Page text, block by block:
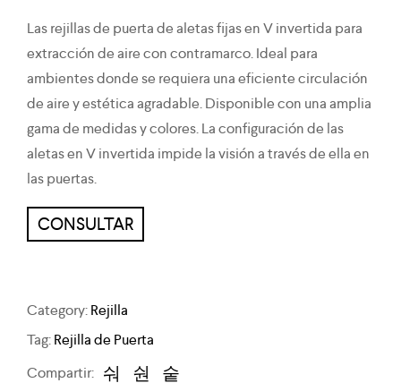
Las rejillas de puerta de aletas fijas en V invertida para
extracción de aire con contramarco. Ideal para
ambientes donde se requiera una eficiente circulación
de aire y estética agradable. Disponible con una amplia
gama de medidas y colores. La configuración de las
aletas en V invertida impide la visión a través de ella en
las puertas.
CONSULTAR
Category:Rejilla
Tag:Rejilla de Puerta
Compartir: